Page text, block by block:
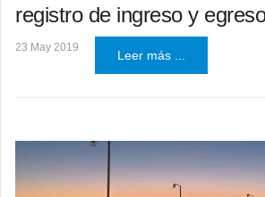
registro de ingreso y
23 May 2019
Leer más ...